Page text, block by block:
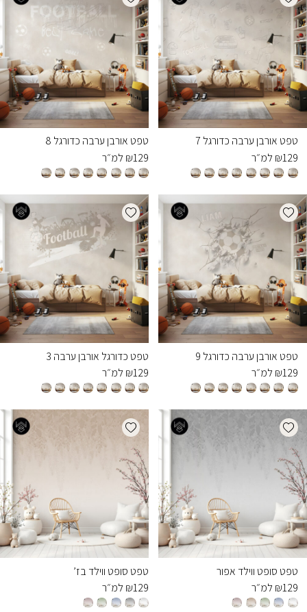
טפט אורבן ערבה כדורגל 7
₪129 למ״ר
טפט אורבן ערבה כדורגל 8
₪129 למ״ר
Add wishlist
טפט אורבן ערבה כדורגל 9
₪129 למ״ר
Add wishlist
טפט כדורגל אורבן ערבה 3
₪129 למ״ר
Add wishlist
טפט סופט ווילד אפור
₪129 למ״ר
Add wishlist
טפט סופט ווילד בז’
₪129 למ״ר